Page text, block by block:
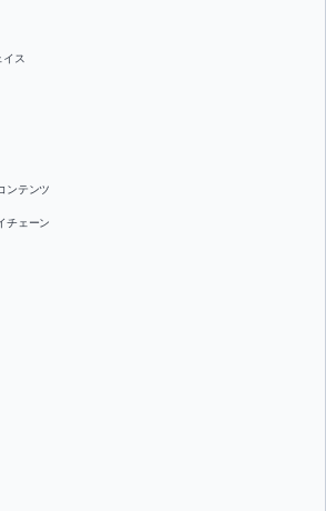
ス
ンテンツ
チェーン